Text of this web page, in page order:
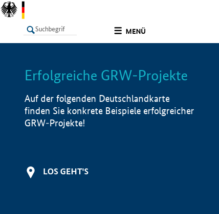
MENÜ
LISTE Info
Erfolgreiche GRW-Projekte
Auf der folgenden Deutschlandkarte
finden Sie konkrete Beispiele erfolgreicher
GRW-Projekte!
LOS GEHT'S